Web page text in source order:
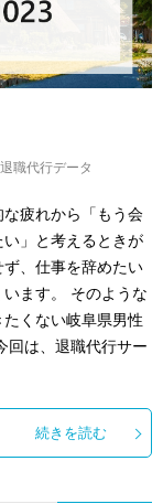
退職代行データ
疲れから「もう会
」と考えるときが
、仕事を辞めたい
ます。 そのような
くない岐阜県男性
回は、退職代行サー
続きを読む